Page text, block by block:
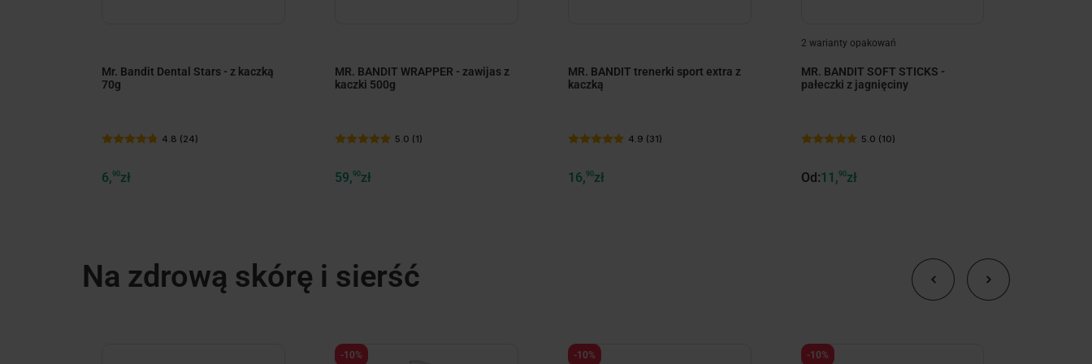
Mr. Bandit Dental Stars - z kaczką
70g
4.8 (24)
6,90zł
MR. BANDIT WRAPPER - zawijas z
kaczki 500g
5.0 (1)
59,90zł
MR. BANDIT trenerki sport extra z
kaczką
4.9 (31)
16,90zł
2 warianty opakowań
MR. BANDIT SOFT STICKS -
pałeczki z jagnięciny
5.0 (10)
Od:11,90zł
Na zdrową skórę i sierść
-10% -10% -10%